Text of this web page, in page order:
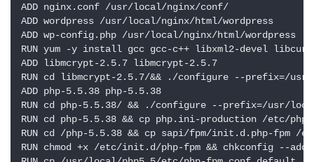
ADD nginx.conf /usr/local/nginx/conf/
ADD wordpress /usr/local/nginx/html/wordpress
ADD wp-config.php /usr/local/nginx/html/wordpress
RUN yum -y install gcc gcc-c++ libxml2-devel
ADD libmcrypt-2.5.7 libmcrypt-2.5.7
RUN cd libmcrypt-2.5.7/&& ./configure --prefix=/
ADD php-5.5.38 php-5.5.38
RUN cd php-5.5.38/ && ./configure --prefix=/usr/
RUN cd php-5.5.38 && cp php.ini-production /etc/
RUN cd /php-5.5.38 && cp sapi/fpm/init.d.php-fpm /
RUN chmod +x /etc/init.d/php-fpm && chkconfig --add